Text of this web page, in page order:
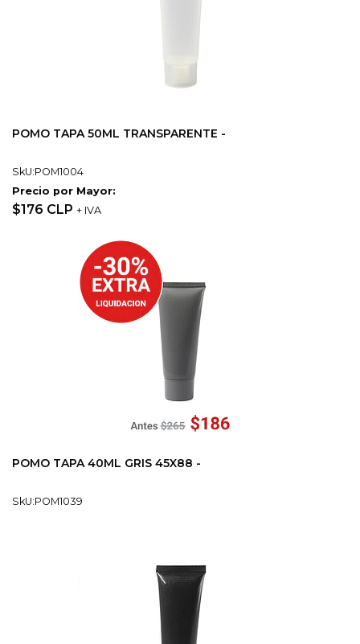
POMO TAPA 50ML TRANSPARENTE -
SkU:POM1004
Precio por Mayor:
$176 CLP + IVA
POMO TAPA 40ML GRIS 45X88 -
SkU:POM1039